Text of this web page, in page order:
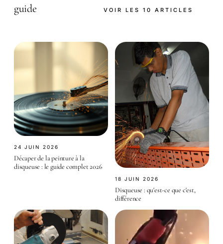
guide VOIR LES 10 ARTICLES
24 JUIN 2026
Décaper de la peinture à la
disqueuse : le guide complet 2026
18 JUIN 2026
Disqueuse : qu'est-ce que c'est,
différence